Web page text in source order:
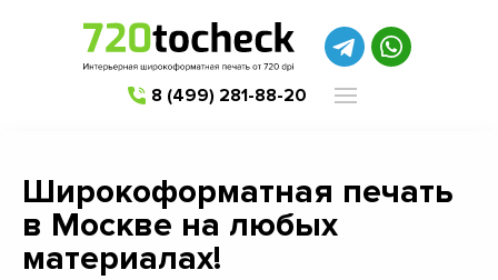
8 (499) 281-88-20
Широкоформатная печать
в Москве на любых
материалах!